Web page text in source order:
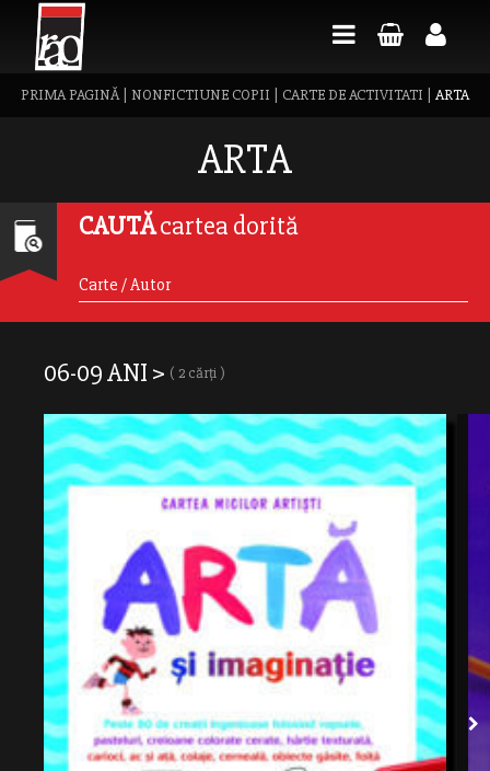
PRIMA PAGINĂ| NONFICTIUNE COPII CARTE DE ACTIVITATI ARTA
ARTA
CAUTĂcartea dorită
06-09 ANI > ( 2 cărți )